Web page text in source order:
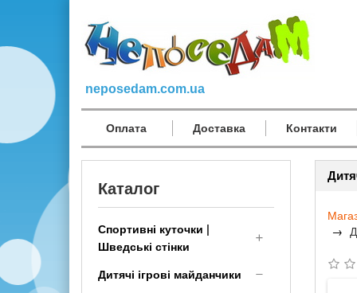
neposedam.com.ua
Оплата Доставка Контакти
Каталог
Спортивні куточки |
Шведські стінки
Дитячий Спортивний
Дитячі ігрові майданчики